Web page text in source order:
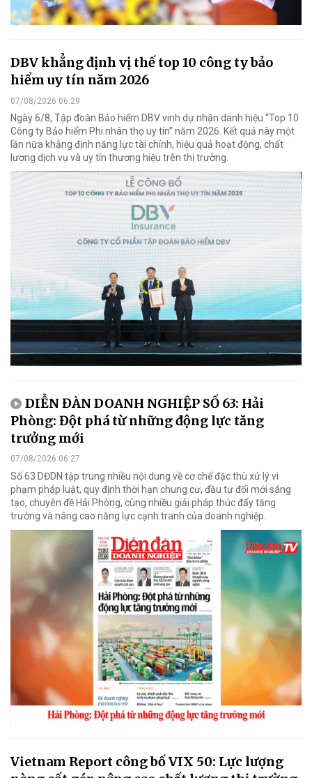
DBV khẳng định vị thế top 10 công ty bảo
hiểm uy tín năm 2026
07/08/2026 06:29
Ngày 6/8, Tập đoàn Bảo hiểm DBV vinh dự nhận danh hiệu “Top 10
Công ty Bảo hiểm Phi nhân thọ uy tín” năm 2026. Kết quả này một
lần nữa khẳng định năng lực tài chính, hiệu quả hoạt động, chất
lượng dịch vụ và uy tín thương hiệu trên thị trường.
DIỄN ĐÀN DOANH NGHIỆP SỐ 63: Hải
Phòng: Đột phá từ những động lực tăng
trưởng mới
07/08/2026 06:27
Số 63 DĐDN tập trung nhiều nội dung về cơ chế đặc thù xử lý vi
phạm pháp luật, quy định thời hạn chung cư, đầu tư đổi mới sáng
tạo, chuyên đề Hải Phòng, cùng nhiều giải pháp thúc đẩy tăng
trưởng và nâng cao năng lực cạnh tranh của doanh nghiệp.
Vietnam Report công bố VIX 50: Lực lượng